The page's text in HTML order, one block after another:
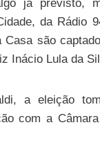
já previsto,
da Rádio
são
Inácio Lula da
a eleição
com a